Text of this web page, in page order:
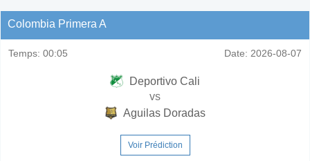
Colombia Primera A
Temps: 00:05 Date: 2026-08-07
Deportivo Cali
vs
Aguilas Doradas
Voir Prédiction